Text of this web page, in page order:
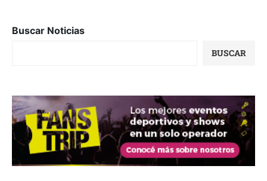
Buscar Noticias
BUSCAR